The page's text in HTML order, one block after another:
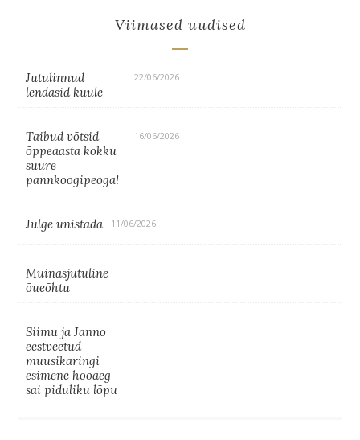
Viimased uudised
Jutulinnud
lendasid kuule
22/06/2026
Taibud võtsid
õppeaasta kokku
suure
pannkoogipeoga!
16/06/2026
Julge unistada 11/06/2026
Muinasjutuline
õueõhtu
Siimu ja Janno
eestveetud
muusikaringi
esimene hooaeg
sai piduliku lõpu